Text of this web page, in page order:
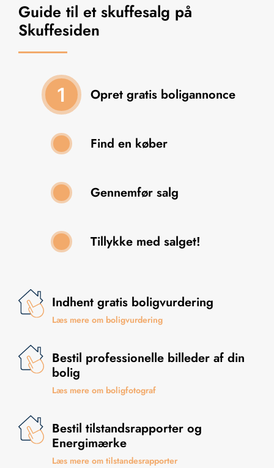
Guide til et skuffesalg på
Skuffesiden
1 Opret gratis boligannonce
Find en køber
Gennemfør salg
Tillykke med salget!
Indhent gratis boligvurdering
Læs mere om boligvurdering
Bestil professionelle billeder af din
bolig
Læs mere om boligfotograf
Bestil tilstandsrapporter og
Energimærke
Læs mere om tilstandesrapporter